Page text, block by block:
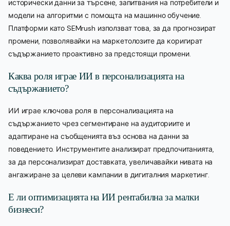
исторически данни за търсене, запитвания на потребители и
модели на алгоритми с помощта на машинно обучение.
Платформи като SEMrush използват това, за да прогнозират
промени, позволявайки на маркетолозите да коригират
съдържанието проактивно за предстоящи промени.
Каква роля играе ИИ в персонализацията на
съдържанието?
ИИ играе ключова роля в персонализацията на
съдържанието чрез сегментиране на аудиториите и
адаптиране на съобщенията въз основа на данни за
поведението. Инструментите анализират предпочитанията,
за да персонализират доставката, увеличавайки нивата на
ангажиране за целеви кампании в дигиталния маркетинг.
Е ли оптимизацията на ИИ рентабилна за малки
бизнеси?